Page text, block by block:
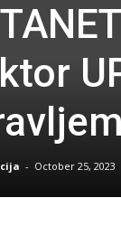
- October 25, 2023